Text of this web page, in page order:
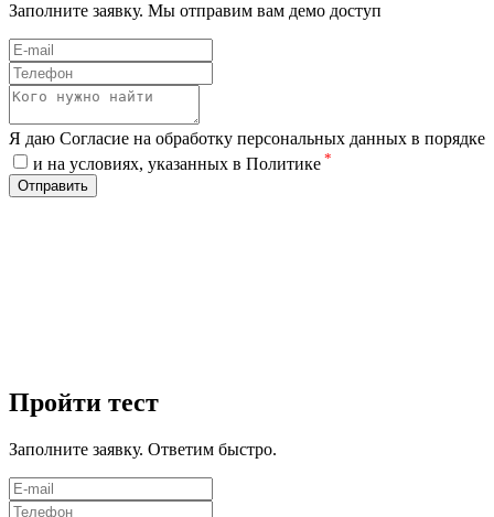
Заполните заявку. Мы отправим вам демо доступ
Я даю Согласие на обработку персональных данных в порядке
и на условиях, указанных в Политике *
Отправить
Пройти тест
Заполните заявку. Ответим быстро.